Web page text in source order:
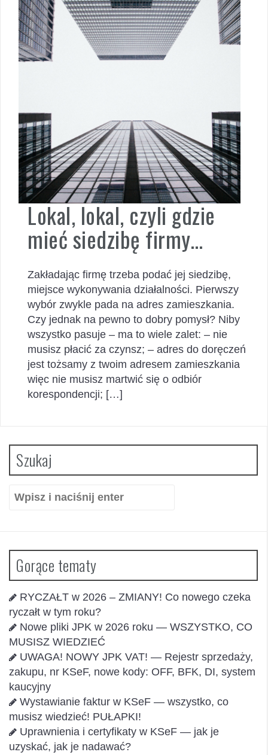
Lokal, lokal, czyli gdzie
mieć siedzibę firmy…
Zakładając firmę trzeba podać jej siedzibę,
miejsce wykonywania działalności. Pierwszy
wybór zwykle pada na adres zamieszkania.
Czy jednak na pewno to dobry pomysł? Niby
wszystko pasuje – ma to wiele zalet: – nie
musisz płacić za czynsz; – adres do doręczeń
jest tożsamy z twoim adresem zamieszkania
więc nie musisz martwić się o odbiór
korespondencji; […]
Szukaj
Szukaj:
Gorące tematy
RYCZAŁT w 2026 – ZMIANY! Co nowego czeka
ryczałt w tym roku?
Nowe pliki JPK w 2026 roku — WSZYSTKO, CO
MUSISZ WIEDZIEĆ
UWAGA! NOWY JPK VAT! — Rejestr sprzedaży,
zakupu, nr KSeF, nowe kody: OFF, BFK, DI, system
kaucyjny
Wystawianie faktur w KSeF — wszystko, co
musisz wiedzieć! PUŁAPKI!
Uprawnienia i certyfikaty w KSeF — jak je
uzyskać, jak je nadawać?